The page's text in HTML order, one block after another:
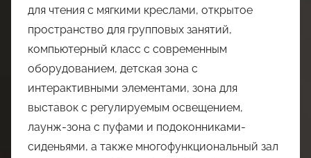
для чтения с мягкими креслами, открытое
пространство для групповых занятий,
компьютерный класс с современным
оборудованием, детская зона с
интерактивными элементами, зона для
выставок с регулируемым освещением,
лаунж-зона с пуфами и подоконниками-
сиденьями, а также многофункциональный зал